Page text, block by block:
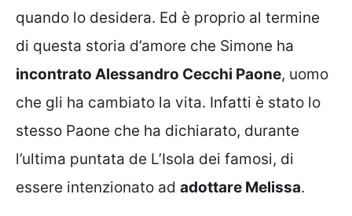
quando lo desidera. Ed è proprio al termine
di questa storia d’amore che Simone ha
incontrato Alessandro Cecchi Paone, uomo
che gli ha cambiato la vita. Infatti è stato lo
stesso Paone che ha dichiarato, durante
l’ultima puntata de L’Isola dei famosi, di
essere intenzionato ad adottare Melissa.